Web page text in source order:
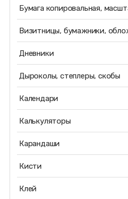
Бумага копировальная,
Визитницы, бумажники,
Дневники
Дыроколы, степлеры, скобы
Календари
Калькуляторы
Карандаши
Кисти
Клей